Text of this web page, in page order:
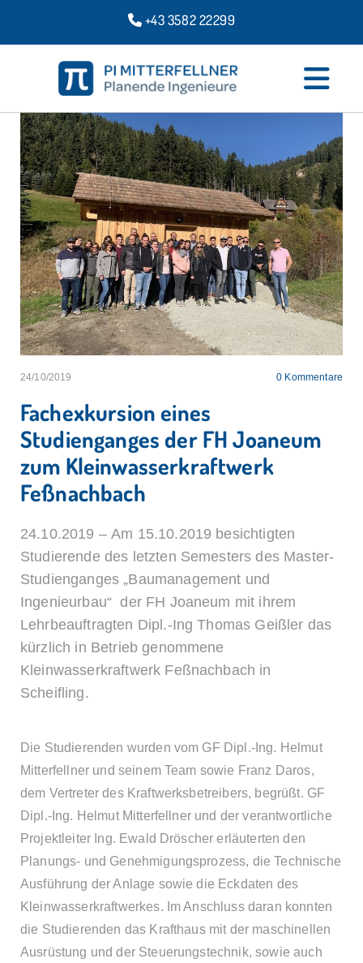
 +43 3582 22299
24/10/2019 0 Kommentare
Fachexkursion eines
Studienganges der FH Joaneum
zum Kleinwasserkraftwerk
Feßnachbach
24.10.2019 – Am 15.10.2019 besichtigten
Studierende des letzten Semesters des Master-
Studienganges „Baumanagement und
Ingenieurbau“ der FH Joaneum mit ihrem
Lehrbeauftragten Dipl.-Ing Thomas Geißler das
kürzlich in Betrieb genommene
Kleinwasserkraftwerk Feßnachbach in
Scheifling.
Die Studierenden wurden vom GF Dipl.-Ing. Helmut
Mitterfellner und seinem Team sowie Franz Daros,
dem Vertreter des Kraftwerksbetreibers, begrüßt. GF
Dipl.-Ing. Helmut Mitterfellner und der verantwortliche
Projektleiter Ing. Ewald Dröscher erläuterten den
Planungs- und Genehmigungsprozess, die Technische
Ausführung der Anlage sowie die Eckdaten des
Kleinwasserkraftwerkes. Im Anschluss daran konnten
die Studierenden das Krafthaus mit der maschinellen
Ausrüstung und der Steuerungstechnik, sowie auch